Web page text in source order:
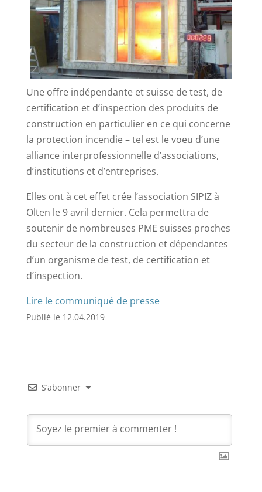
Une offre indépendante et suisse de test, de
certification et d’inspection des produits de
construction en particulier en ce qui concerne
la protection incendie – tel est le voeu d’une
alliance interprofessionnelle d’associations,
d’institutions et d’entreprises.
Elles ont à cet effet crée l’association SIPIZ à
Olten le 9 avril dernier. Cela permettra de
soutenir de nombreuses PME suisses proches
du secteur de la construction et dépendantes
d’un organisme de test, de certification et
d’inspection.
Lire le communiqué de presse
Publié le 12.04.2019
S’abonner